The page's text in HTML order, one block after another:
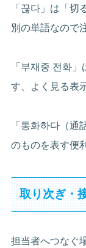
「끊다」は「
別の単語なので
「부재중 전화
す、よく見る表
「통화하다（
のものを表す便
取り次ぎ・
担当者へつなぐ